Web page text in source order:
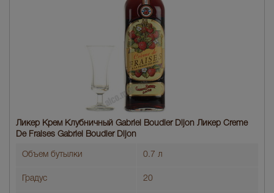
Ликер Крем Клубничный Gabriel Boudier Dijon Ликер Creme
De Fraises Gabriel Boudier Dijon
Объем бутылки 0.7 л
Градус 20